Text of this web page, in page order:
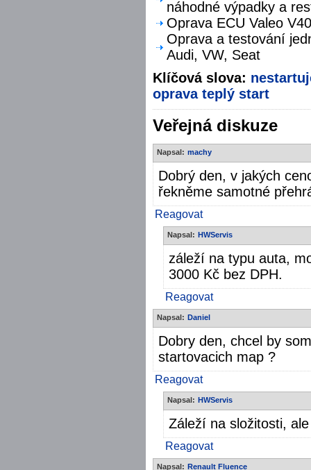
náhodné výpadky a
Oprava ECU Valeo
Oprava a testování
Audi, VW, Seat
Klíčová slova:
oprava teplý start
Veřejná diskuze
Napsal: machy
Dobrý den, v jakých
řekněme samotné
Reagovat
Napsal: HWServis
záleží na typu auta,
3000 Kč bez DPH.
Reagovat
Napsal: Daniel
Dobry den, chcel by
startovacich map ?
Reagovat
Napsal: HWServis
Záleží na složitosti,
Reagovat
Napsal: Renault Fluence